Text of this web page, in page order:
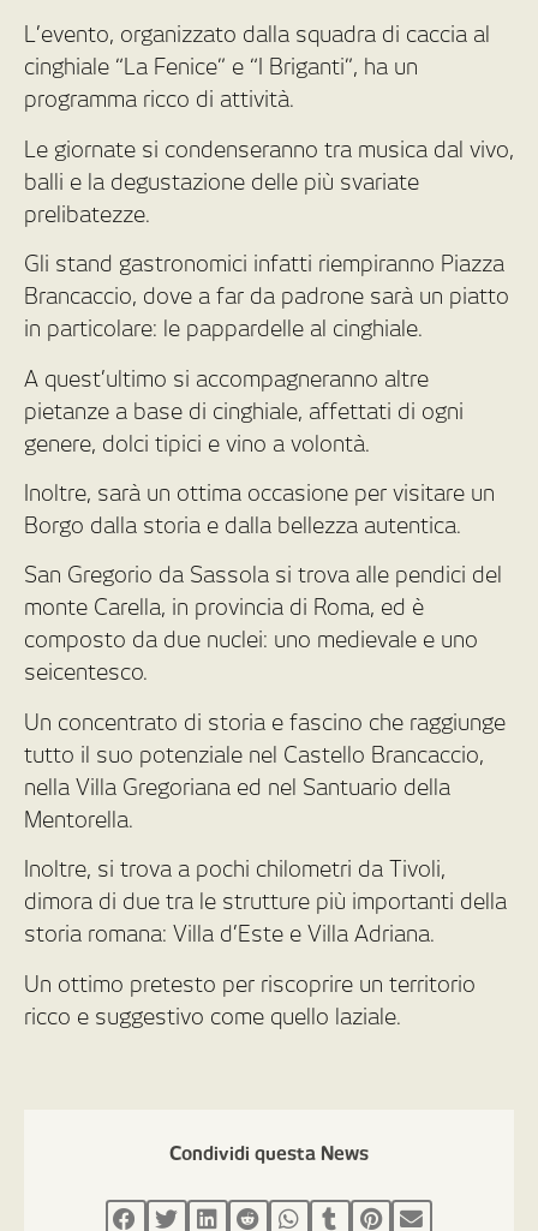
L’evento, organizzato dalla squadra di caccia al
cinghiale “La Fenice” e “I Briganti”, ha un
programma ricco di attività.
Le giornate si condenseranno tra musica dal vivo,
balli e la degustazione delle più svariate
prelibatezze.
Gli stand gastronomici infatti riempiranno Piazza
Brancaccio, dove a far da padrone sarà un piatto
in particolare: le pappardelle al cinghiale.
A quest’ultimo si accompagneranno altre
pietanze a base di cinghiale, affettati di ogni
genere, dolci tipici e vino a volontà.
Inoltre, sarà un ottima occasione per visitare un
Borgo dalla storia e dalla bellezza autentica.
San Gregorio da Sassola si trova alle pendici del
monte Carella, in provincia di Roma, ed è
composto da due nuclei: uno medievale e uno
seicentesco.
Un concentrato di storia e fascino che raggiunge
tutto il suo potenziale nel Castello Brancaccio,
nella Villa Gregoriana ed nel Santuario della
Mentorella.
Inoltre, si trova a pochi chilometri da Tivoli,
dimora di due tra le strutture più importanti della
storia romana: Villa d’Este e Villa Adriana.
Un ottimo pretesto per riscoprire un territorio
ricco e suggestivo come quello laziale.
Condividi questa News